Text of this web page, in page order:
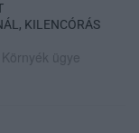
KILENCÓRÁS
Környék ügye